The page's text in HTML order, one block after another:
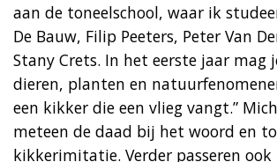
aan de toneelschool, waar ik
De Bauw, Filip Peeters, Peter Van
Stany Crets. In het eerste jaar mag
dieren, planten en
een kikker die een vlieg vangt.”
meteen de daad bij het woord en
kikkerimitatie. Verder passeren ook